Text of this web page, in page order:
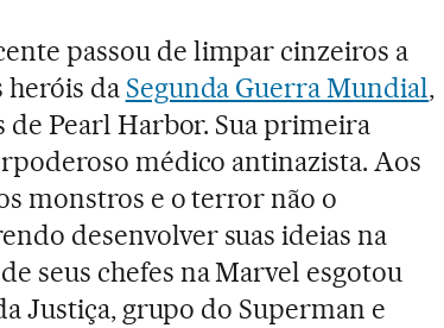
passou de limpar cinzeiros a
heróis da Segunda Guerra Mundial,
de Pearl Harbor. Sua primeira
médico antinazista. Aos
monstros e o terror não o
desenvolver suas ideias na
seus chefes na Marvel esgotou
Justiça, grupo do Superman e